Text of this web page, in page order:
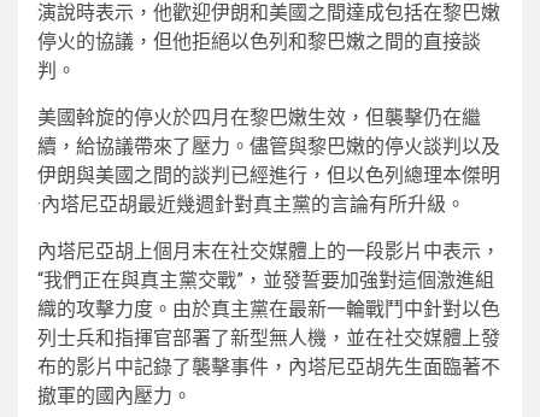
演說時表示，他歡迎伊朗和美國之間達成包括在黎巴嫩
停火的協議，但他拒絕以色列和黎巴嫩之間的直接談
判。
美國斡旋的停火於四月在黎巴嫩生效，但襲擊仍在繼
續，給協議帶來了壓力。儘管與黎巴嫩的停火談判以及
伊朗與美國之間的談判已經進行，但以色列總理本傑明
·內塔尼亞胡最近幾週針對真主黨的言論有所升級。
內塔尼亞胡上個月末在社交媒體上的一段影片中表示，
“我們正在與真主黨交戰”，並發誓要加強對這個激進組
織的攻擊力度。由於真主黨在最新一輪戰鬥中針對以色
列士兵和指揮官部署了新型無人機，並在社交媒體上發
布的影片中記錄了襲擊事件，內塔尼亞胡先生面臨著不
撤軍的國內壓力。